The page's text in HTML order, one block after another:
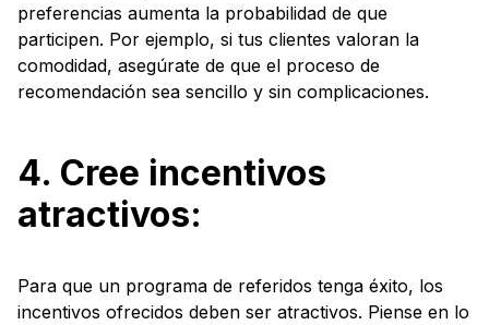
preferencias aumenta la probabilidad de que
participen. Por ejemplo, si tus clientes valoran la
comodidad, asegúrate de que el proceso de
recomendación sea sencillo y sin complicaciones.
4. Cree incentivos
atractivos:
Para que un programa de referidos tenga éxito, los
incentivos ofrecidos deben ser atractivos. Piense en lo